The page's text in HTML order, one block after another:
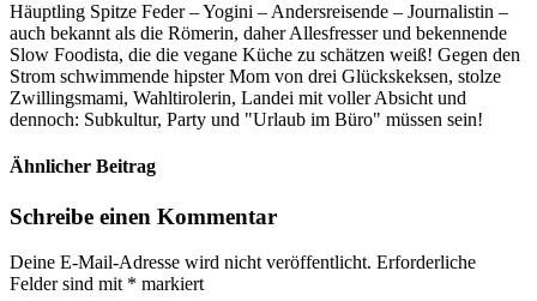
Häuptling Spitze Feder – Yogini – Andersreisende – Journalistin –
auch bekannt als die Römerin, daher Allesfresser und bekennende
Slow Foodista, die die vegane Küche zu schätzen weiß! Gegen den
Strom schwimmende hipster Mom von drei Glückskeksen, stolze
Zwillingsmami, Wahltirolerin, Landei mit voller Absicht und
dennoch: Subkultur, Party und "Urlaub im Büro" müssen sein!
Ähnlicher Beitrag
Schreibe einen Kommentar
Deine E-Mail-Adresse wird nicht veröffentlicht. Erforderliche
Felder sind mit * markiert